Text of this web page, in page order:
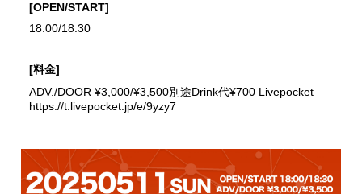
[OPEN/START]
18:00/18:30
[料金]
ADV./DOOR ¥3,000/¥3,500別途Drink代¥700 Livepocket
https://t.livepocket.jp/e/9yzy7